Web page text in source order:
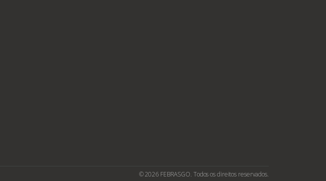
© 2026 FEBRASGO. Todos os direitos reservados.